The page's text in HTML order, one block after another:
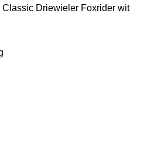
Classic Driewieler Foxrider wit